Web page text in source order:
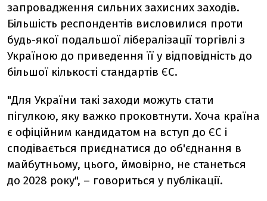
запровадження сильних захисних заходів.
Більшість респондентів висловилися проти
будь-якої подальшої лібералізації торгівлі з
Україною до приведення її у відповідність до
більшої кількості стандартів ЄС.
"Для України такі заходи можуть стати
пігулкою, яку важко проковтнути. Хоча країна
є офіційним кандидатом на вступ до ЄС і
сподівається приєднатися до об'єднання в
майбутньому, цього, ймовірно, не станеться
до 2028 року", – говориться у публікації.